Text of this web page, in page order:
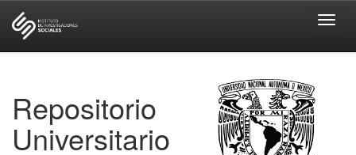
Repositorio
Universitario